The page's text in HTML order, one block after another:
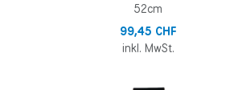
52cm
99,45 CHF
inkl. MwSt.